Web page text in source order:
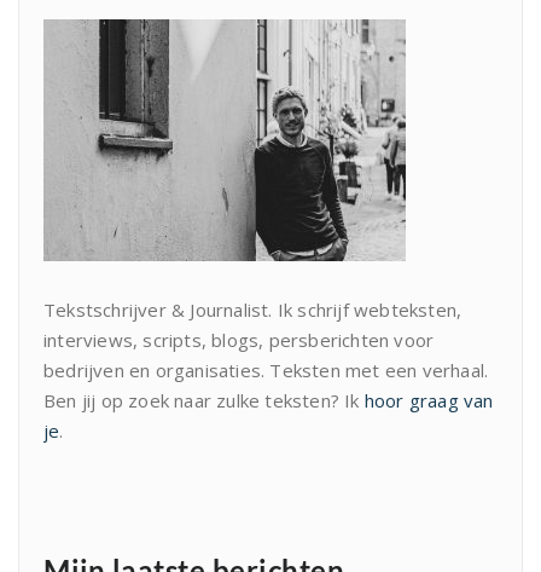
Tekstschrijver & Journalist. Ik schrijf webteksten,
interviews, scripts, blogs, persberichten voor
bedrijven en organisaties. Teksten met een verhaal.
Ben jij op zoek naar zulke teksten? Ik hoor graag van
je.